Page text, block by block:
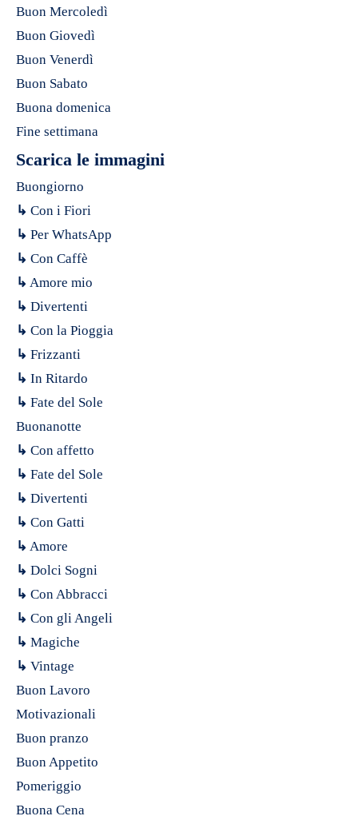
Buon Mercoledì
Buon Giovedì
Buon Venerdì
Buon Sabato
Buona domenica
Fine settimana
Scarica le immagini
Buongiorno
↳ Con i Fiori
↳ Per WhatsApp
↳ Con Caffè
↳ Amore mio
↳ Divertenti
↳ Con la Pioggia
↳ Frizzanti
↳ In Ritardo
↳ Fate del Sole
Buonanotte
↳ Con affetto
↳ Fate del Sole
↳ Divertenti
↳ Con Gatti
↳ Amore
↳ Dolci Sogni
↳ Con Abbracci
↳ Con gli Angeli
↳ Magiche
↳ Vintage
Buon Lavoro
Motivazionali
Buon pranzo
Buon Appetito
Pomeriggio
Buona Cena